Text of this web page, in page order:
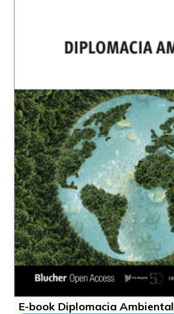
E-book Diplomacia Ambiental